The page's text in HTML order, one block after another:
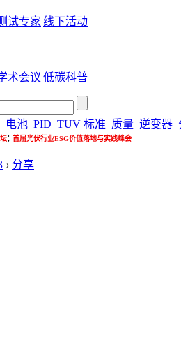
试专家|线下活动
术会议|低碳科普
电池 PID TUV 标准 质量 逆变器
; 首届光伏行业ESG价值落地与实践峰会
› 分享